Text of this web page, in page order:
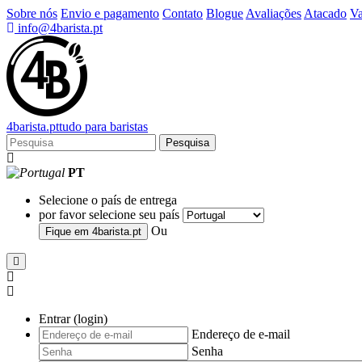
Sobre nós Envio e pagamento Contato Blogue Avaliações Atacado
info@4barista.pt
4barista.pttudo para baristas
Pesquisa
PT
Selecione o país de entrega
por favor selecione seu país
Fique em 4barista.pt Ou
Entrar (login)
Endereço de e-mail
Senha